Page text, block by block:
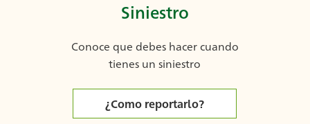
Siniestro
Conoce que debes hacer cuando
tienes un siniestro
¿Como reportarlo?